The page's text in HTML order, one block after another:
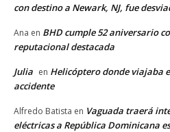
con destino a Newark, NJ, fue
Ana en BHD cumple 52 aniversario
reputacional destacada
Julia en Helicóptero donde viajaba
accidente
Alfredo Batista en Vaguada traerá
eléctricas a República Dominicana